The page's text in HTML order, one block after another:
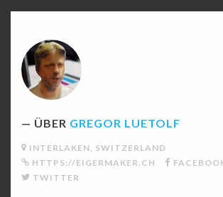
ÜBER GREGOR LUETOLF
INTERLAKEN, SWITZERLAND
HTTPS://EIGERMAKER.CH
TWITTER